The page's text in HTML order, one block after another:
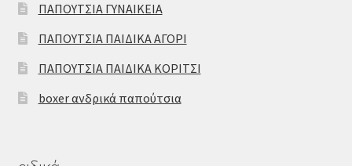
ΠΑΠΟΥΤΣΙΑ ΓΥΝΑΙΚΕΙΑ
ΠΑΠΟΥΤΣΙΑ ΠΑΙΔΙΚΑ ΑΓΟΡΙ
ΠΑΠΟΥΤΣΙΑ ΠΑΙΔΙΚΑ ΚΟΡΙΤΣΙ
boxer ανδρικά παπούτσια